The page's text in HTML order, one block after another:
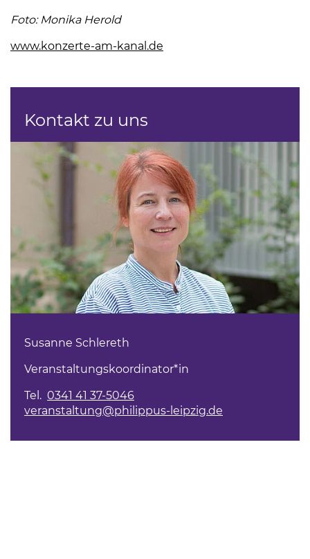
Foto: Monika Herold
www.konzerte-am-kanal.de
Kontakt zu uns
Susanne Schlereth
Veranstaltungskoordinator*in
Tel. 0341 41 37-5046
veranstaltung@philippus-leipzig.de